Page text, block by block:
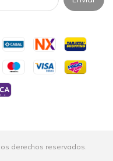
derechos reservados.